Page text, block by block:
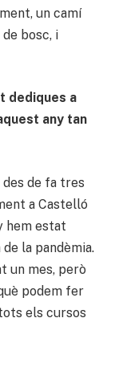
un camí
bosc, i
dediques a
any tan
des de fa tres
a Castelló
hem estat
la pandèmia.
un mes, però
podem fer
els cursos